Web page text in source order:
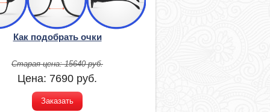
Как подобрать очки
Старая цена:15640руб.
Цена: 7690 руб.
Заказать